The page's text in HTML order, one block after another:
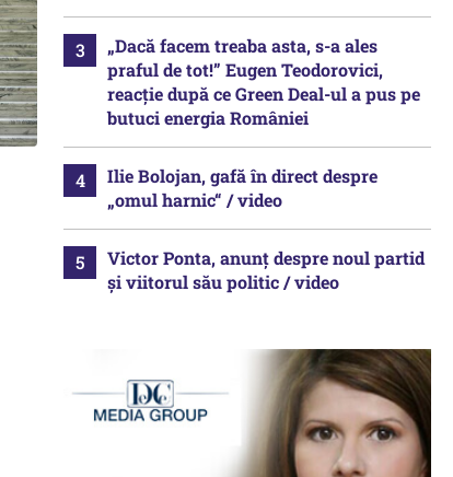
„Dacă facem treaba asta, s-a ales
praful de tot!” Eugen Teodorovici,
reacție după ce Green Deal-ul a pus pe
butuci energia României
Ilie Bolojan, gafă în direct despre
„omul harnic“ / video
Victor Ponta, anunț despre noul partid
și viitorul său politic / video